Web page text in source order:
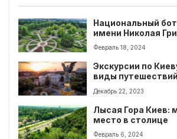
Национальный
имени Николая
интересного?
Февраль 18, 2024
Экскурсии по
виды путешествий
Декабрь 22, 2023
Лысая Гора Киев:
место в столице
Февраль 6, 2024